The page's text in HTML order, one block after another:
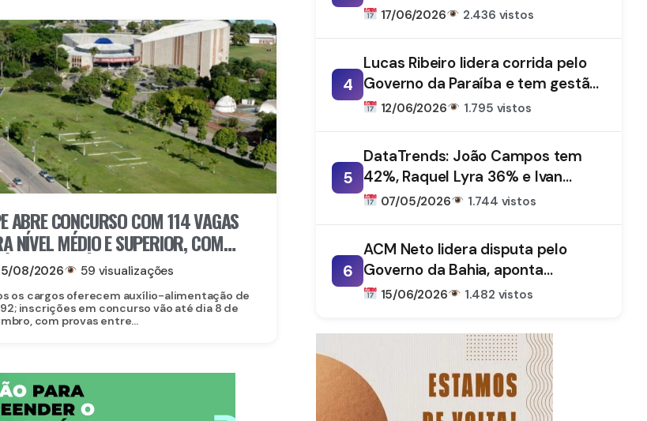
ABRE CONCURSO COM 114 VAGAS
NÍVEL MÉDIO E SUPERIOR, COM
DE ATÉ R$ 5,2 MIL
08/2026 59 visualizações
os cargos oferecem auxílio-alimentação de
inscrições em concurso vão até dia 8 de
com provas entre...
61%, aponta DataTrends
17/06/2026 2.436 vistos
4
Lucas Ribeiro lidera corrida pelo
Governo da Paraíba e tem gestão
aprovada por 66%, aponta
12/06/2026 1.795 vistos
5
DataTrends: João Campos tem
42%, Raquel Lyra 36% e Ivan
Moraes 1%
07/05/2026 1.744 vistos
6
ACM Neto lidera disputa pelo
Governo da Bahia, aponta
DataTrends
15/06/2026 1.482 vistos